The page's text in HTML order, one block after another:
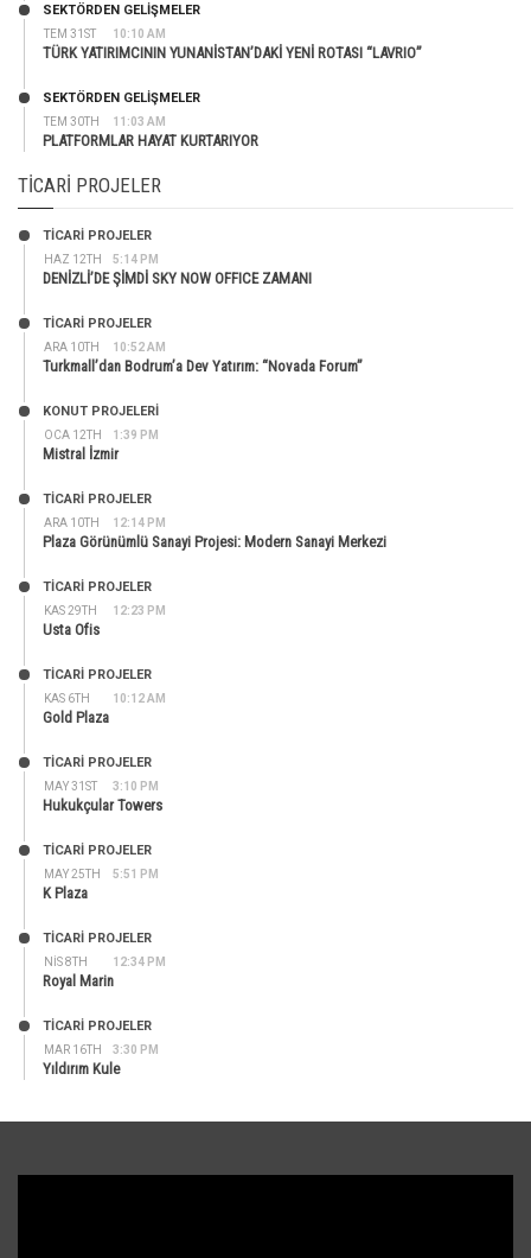
TEM 31ST 10:10 AM
SEKTÖRDEN GELIŞMELER
TÜRK YATIRIMCININ YUNANİSTAN’DAKİ YENİ ROTASI “LAVRIO”
TEM 30TH 11:03 AM
SEKTÖRDEN GELIŞMELER
PLATFORMLAR HAYAT KURTARIYOR
TICARI PROJELER
HAZ 12TH 5:14 PM
TİCARİ PROJELER
DENİZLİ’DE ŞİMDİ SKY NOW OFFICE ZAMANI
ARA 10TH 10:52 AM
TİCARİ PROJELER
Turkmall’dan Bodrum’a Dev Yatırım: “Novada Forum”
OCA 12TH 1:39 PM
KONUT PROJELERI
Mistral İzmir
ARA 10TH 12:14 PM
TİCARİ PROJELER
Plaza Görünümlü Sanayi Projesi: Modern Sanayi Merkezi
KAS 29TH 12:23 PM
TİCARİ PROJELER
Usta Ofis
KAS 6TH 10:12 AM
TİCARİ PROJELER
Gold Plaza
MAY 31ST 3:10 PM
TİCARİ PROJELER
Hukukçular Towers
MAY 25TH 5:51 PM
TİCARİ PROJELER
K Plaza
NIS 8TH 12:34 PM
TİCARİ PROJELER
Royal Marin
MAR 16TH 3:30 PM
TİCARİ PROJELER
Yıldırım Kule